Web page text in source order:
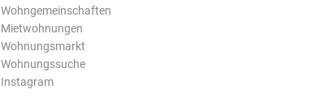
Wohngemeinschaften
Mietwohnungen
Wohnungsmarkt
Wohnungssuche
Instagram